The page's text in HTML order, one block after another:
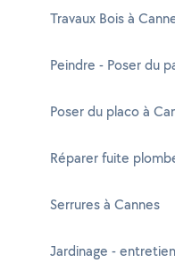
Travaux Bois à
Peindre - Poser du
Poser du placo à
Réparer fuite
Serrures à Cannes
Jardinage -